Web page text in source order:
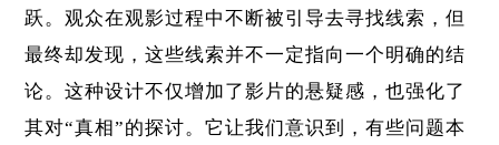
跃。观众在观影过程中不断被引导去寻找线索，但
最终却发现，这些线索并不一定指向一个明确的结
论。这种设计不仅增加了影片的悬疑感，也强化了
其对“真相”的探讨。它让我们意识到，有些问题本